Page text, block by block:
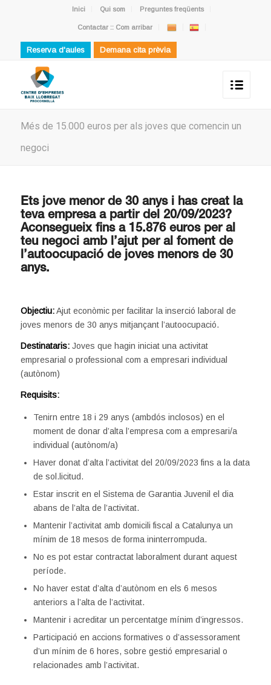
Inici Qui som Preguntes freqüents
Contactar :: Com arribar
Reserva d'aules Demana cita prèvia
Més de 15.000 euros per als joves que comencin un
negoci
Ets jove menor de 30 anys i has creat la
teva empresa a partir del 20/09/2023?
Aconsegueix fins a 15.876 euros per al
teu negoci amb l’ajut per al foment de
l’autoocupació de joves menors de 30
anys.
Objectiu:Ajut econòmic per facilitar la inserció laboral de
joves menors de 30 anys mitjançant l’autoocupació.
Destinataris: Joves que hagin iniciat una activitat
empresarial o professional com a empresari individual
(autònom)
Requisits:
Tenirn entre 18 i 29 anys (ambdós inclosos) en el
moment de donar d’alta l’empresa com a empresari/a
individual (autònom/a)
Haver donat d’alta l’activitat del 20/09/2023 fins a la data
de sol.licitud.
Estar inscrit en el Sistema de Garantia Juvenil el dia
abans de l’alta de l’activitat.
Mantenir l’activitat amb domicili fiscal a Catalunya un
mínim de 18 mesos de forma ininterrompuda.
No es pot estar contractat laboralment durant aquest
període.
No haver estat d’alta d’autònom en els 6 mesos
anteriors a l’alta de l’activitat.
Mantenir i acreditar un percentatge mínim d’ingressos.
Participació en accions formatives o d’assessorament
d’un mínim de 6 hores, sobre gestió empresarial o
relacionades amb l’activitat.